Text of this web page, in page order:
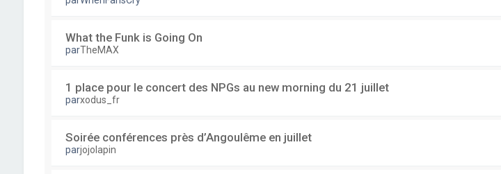
What the Funk is Going On
parTheMAX
1 place pour le concert des NPGs au new morning du 21 juillet
parxodus_fr
Soirée conférences près d’Angoulême en juillet
parjojolapin